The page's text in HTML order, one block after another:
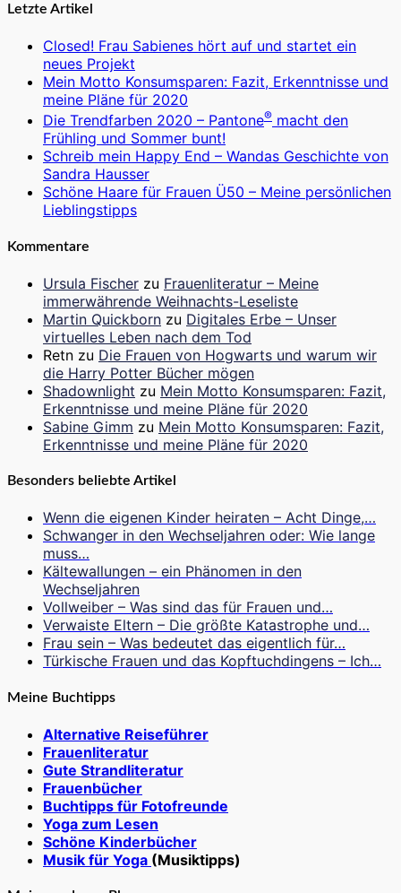
Letzte Artikel
Closed! Frau Sabienes hört auf und startet ein
neues Projekt
Mein Motto Konsumsparen: Fazit, Erkenntnisse und
meine Pläne für 2020
Die Trendfarben 2020 – Pantone® macht den
Frühling und Sommer bunt!
Schreib mein Happy End – Wandas Geschichte von
Sandra Hausser
Schöne Haare für Frauen Ü50 – Meine persönlichen
Lieblingstipps
Kommentare
Ursula Fischer zu Frauenliteratur – Meine
immerwährende Weihnachts-Leseliste
Martin Quickborn zu Digitales Erbe – Unser
virtuelles Leben nach dem Tod
Retn zu Die Frauen von Hogwarts und warum wir
die Harry Potter Bücher mögen
Shadownlight zu Mein Motto Konsumsparen: Fazit,
Erkenntnisse und meine Pläne für 2020
Sabine Gimm zu Mein Motto Konsumsparen: Fazit,
Erkenntnisse und meine Pläne für 2020
Besonders beliebte Artikel
Wenn die eigenen Kinder heiraten – Acht Dinge,…
Schwanger in den Wechseljahren oder: Wie lange
muss…
Kältewallungen – ein Phänomen in den
Wechseljahren
Vollweiber – Was sind das für Frauen und…
Verwaiste Eltern – Die größte Katastrophe und…
Frau sein – Was bedeutet das eigentlich für…
Türkische Frauen und das Kopftuchdingens – Ich…
Meine Buchtipps
Alternative Reiseführer
Frauenliteratur
Gute Strandliteratur
Frauenbücher
Buchtipps für Fotofreunde
Yoga zum Lesen
Schöne Kinderbücher
Musik für Yoga (Musiktipps)